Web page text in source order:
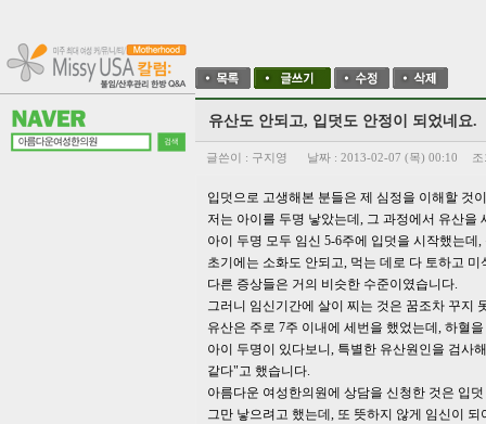
유산도 안되고, 입덧도 안정이 되었네요.
글쓴이 : 구지영 날짜 : 2013-02-07 (목) 00:10
입덧으로 고생해본 분들은 제 심정을 이해할 것
저는 아이를 두명 낳았는데, 그 과정에서 유산을
아이 두명 모두 임신 5-6주에 입덧을 시작했는데
초기에는 소화도 안되고, 먹는 데로 다 토하고
다른 증상들은 거의 비슷한 수준이였습니다.
그러니 임신기간에 살이 찌는 것은 꿈조차 꾸지
유산은 주로 7주 이내에 세번을 했었는데, 하혈
아이 두명이 있다보니, 특별한 유산원인을 검사
같다"고 했습니다.
아름다운 여성한의원에 상담을 신청한 것은 입
그만 낳으려고 했는데, 또 뜻하지 않게 임신이